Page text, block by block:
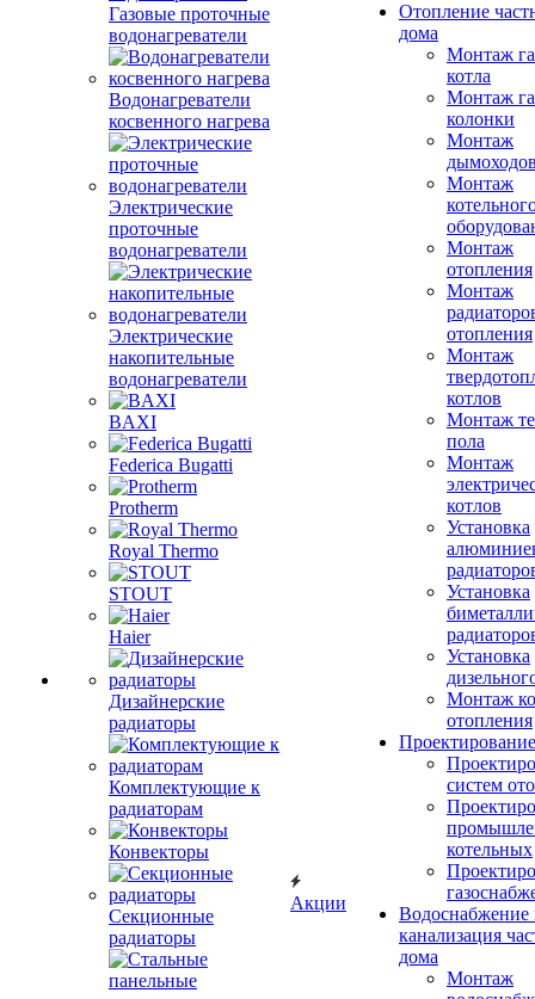
Газовые проточные
водонагреватели
Водонагреватели
косвенного нагрева
Электрические
проточные
водонагреватели
Электрические
накопительные
водонагреватели
BAXI
Federica Bugatti
Protherm
Royal Thermo
STOUT
Haier
Дизайнерские
радиаторы
Комплектующие к
радиаторам
Конвекторы
Секционные
радиаторы
Акции
Отопление
дома
Монтаж
котла
Монтаж
колонки
Монтаж
Монтаж
Монтаж
отопления
Монтаж
отопления
Монтаж
котлов
Монтаж
пола
Монтаж
котлов
Установка
Установка
Установка
Монтаж
отопления
Проектирование
систем
котельных
Водоснабжение
канализация
дома
Монтаж